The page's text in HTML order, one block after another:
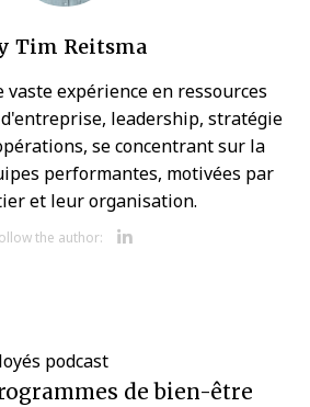
Tim Reitsma
vaste expérience en ressources
leadership, stratégie
se concentrant sur la
performantes, motivées par
et leur organisation.
the author:
podcast
de bien-être